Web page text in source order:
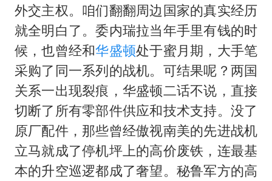
外交主权。咱们翻翻周边国家的真实经历
就全明白了。委内瑞拉当年手里有钱的时
候，也曾经和华盛顿处于蜜月期，大手笔
采购了同一系列的战机。可结果呢？两国
关系一出现裂痕，华盛顿二话不说，直接
切断了所有零部件供应和技术支持。没了
原厂配件，那些曾经傲视南美的先进战机
立马就成了停机坪上的高价废铁，连最基
本的升空巡逻都成了奢望。秘鲁军方的高